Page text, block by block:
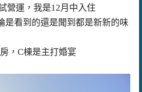
營運，我是12月中入住
是看到的還是聞到都是新新的味
，C棟是主打婚宴